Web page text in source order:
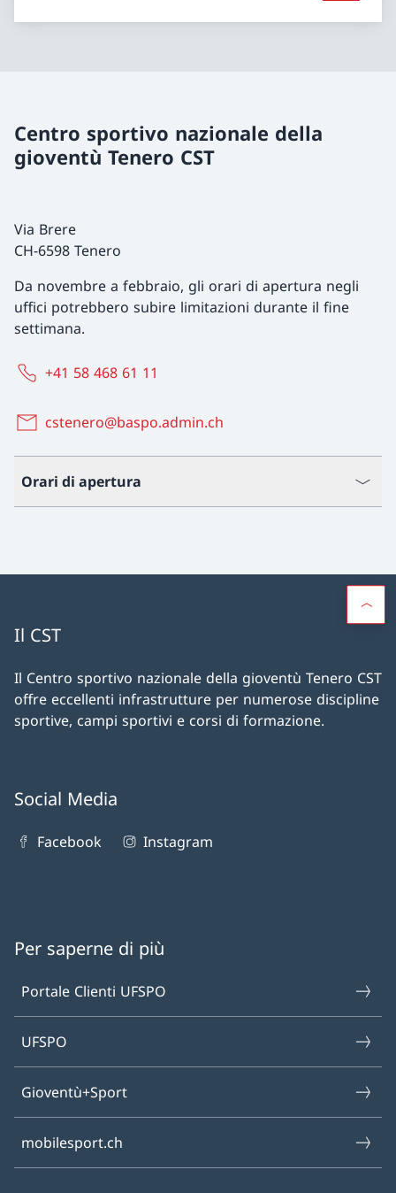
Centro sportivo nazionale della
gioventù Tenero CST
Via Brere
CH-6598 Tenero
Da novembre a febbraio, gli orari di apertura negli
uffici potrebbero subire limitazioni durante il fine
settimana.
+41 58 468 61 11
cstenero@baspo.admin.ch
Orari di apertura
Il CST
Il Centro sportivo nazionale della gioventù Tenero CST
offre eccellenti infrastrutture per numerose discipline
sportive, campi sportivi e corsi di formazione.
Social Media
Facebook Instagram
Per saperne di più
Portale Clienti UFSPO
UFSPO
Gioventù+Sport
mobilesport.ch